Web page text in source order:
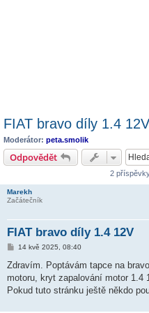
FIAT bravo díly 1.4 12V
Moderátor: peta.smolik
Odpovědět
2
Marekh
Začátečník
FIAT bravo díly 1.4 12V
P
í
p
ě
14 kvě 2025, 08:40
Zdravím. Poptávám tapce na
motoru, kryt zapalování motor 1.4
Pokud tuto stránku ještě někdo